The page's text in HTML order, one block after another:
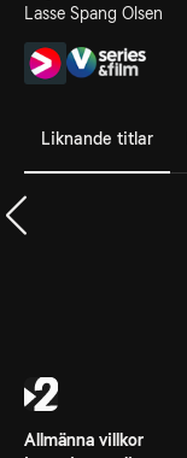
Lasse Spang Olsen
Liknande titlar
Allmänna villkor